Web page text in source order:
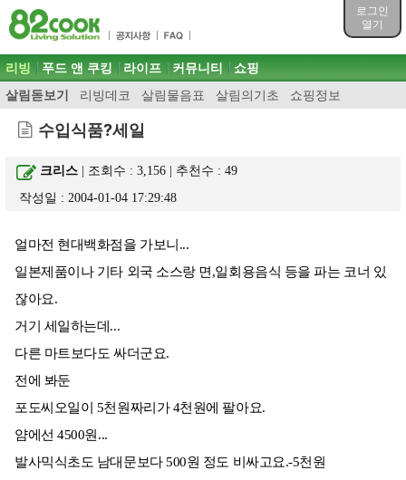
로그인
열기
목차
주메뉴 바로가기
컨텐츠 바로가기
검색 바로가기
로그인 바로가기
주메뉴
리빙
살림돋보기 리빙데코 살림물음표 살림의기초 쇼핑정보
푸드 앤 쿠킹 라이프 커뮤니티 쇼핑
수입식품?세일
크리스 | 조회수 : 3,156 | 추천수 :49
작성일 : 2004-01-04 17:29:48
얼마전 현대백화점을 가보니...
일본제품이나 기타 외국 소스랑 면,일회용음식 등을 파는 코너 있
잖아요.
거기 세일하는데...
다른 마트보다도 싸더군요.
전에 봐둔
포도씨오일이 5천원짜리가 4천원에 팔아요.
얌에선 4500원...
발사믹식초도 남대문보다 500원 정도 비싸고요.-5천원